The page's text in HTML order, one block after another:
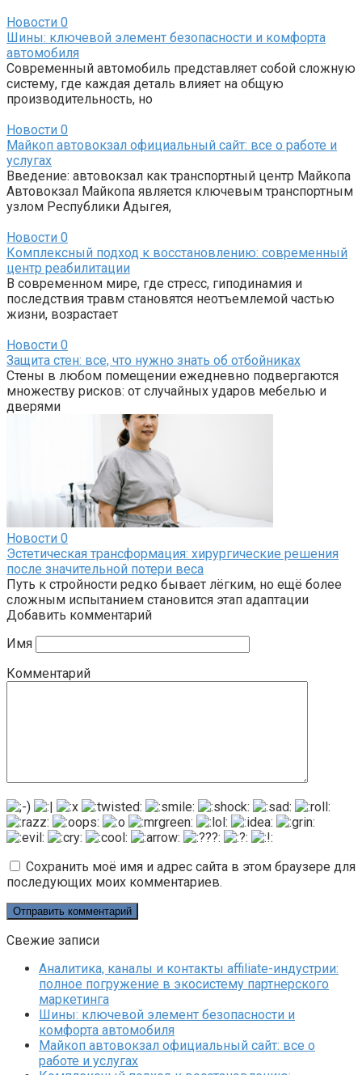
Новости 0
Шины: ключевой элемент безопасности и комфорта
автомобиля
Современный автомобиль представляет собой сложную
систему, где каждая деталь влияет на общую
производительность, но
Новости 0
Майкоп автовокзал официальный сайт: все о работе и
услугах
Введение: автовокзал как транспортный центр Майкопа
Автовокзал Майкопа является ключевым транспортным
узлом Республики Адыгея,
Новости 0
Комплексный подход к восстановлению: современный
центр реабилитации
В современном мире, где стресс, гиподинамия и
последствия травм становятся неотъемлемой частью
жизни, возрастает
Новости 0
Защита стен: все, что нужно знать об отбойниках
Стены в любом помещении ежедневно подвергаются
множеству рисков: от случайных ударов мебелью и
дверями
Новости 0
Эстетическая трансформация: хирургические решения
после значительной потери веса
Путь к стройности редко бывает лёгким, но ещё более
сложным испытанием становится этап адаптации
Добавить комментарий
Имя
Комментарий
Сохранить моё имя и адрес сайта в этом браузере для
последующих моих комментариев.
Свежие записи
Аналитика, каналы и контакты affiliate-индустрии:
полное погружение в экосистему партнерского
маркетинга
Шины: ключевой элемент безопасности и
комфорта автомобиля
Майкоп автовокзал официальный сайт: все о
работе и услугах